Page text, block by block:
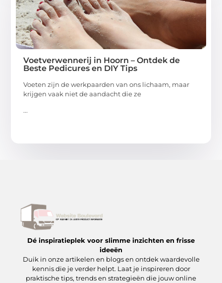
Voetverwennerij in Hoorn – Ontdek de
Beste Pedicures en DIY Tips
Voeten zijn de werkpaarden van ons lichaam, maar
krijgen vaak niet de aandacht die ze
...
Dé inspiratieplek voor slimme inzichten en frisse
ideeën
Duik in onze artikelen en blogs en ontdek waardevolle
kennis die je verder helpt. Laat je inspireren door
praktische tips, trends en strategieën die jouw online